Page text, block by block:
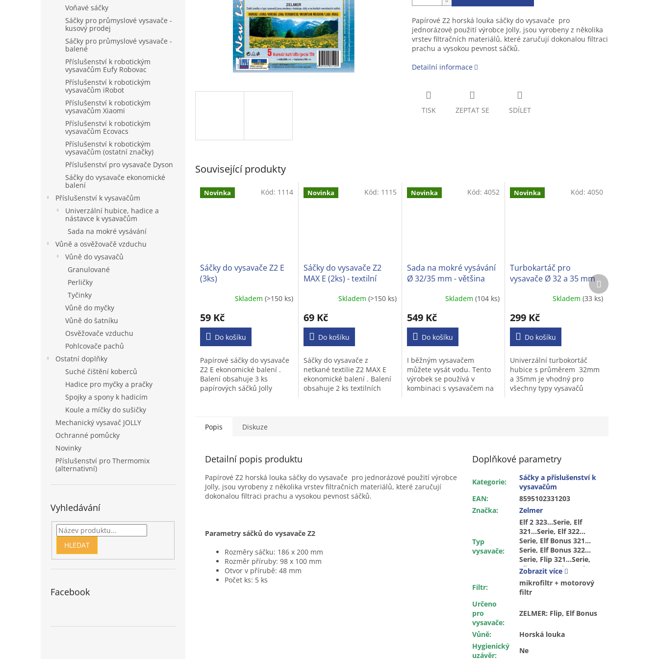
Voňavé sáčky
Sáčky pro průmyslové vysavače -
kusový prodej
Sáčky pro průmyslové vysavače -
balené
Příslušenství k robotickým
vysavačům Eufy Robovac
Příslušenství k robotickým
vysavačům iRobot
Příslušenství k robotickým
vysavačům Xiaomi
Příslušenství k robotickým
vysavačům Ecovacs
Příslušenství k robotickým
vysavačům (ostatní značky)
Příslušenství pro vysavače Dyson
Sáčky do vysavače ekonomické
balení
Příslušenství k vysavačům
Univerzální hubice, hadice a
nástavce k vysavačům
Sada na mokré vysávání
Vůně a osvěžovačě vzduchu
Vůně do vysavačů
Granulované
Perličky
Tyčinky
Vůně do myčky
Vůně do šatníku
Osvěžovače vzduchu
Pohlcovače pachů
Ostatní doplňky
Suché čištění koberců
Hadice pro myčky a pračky
Spojky a spony k hadicím
Koule a míčky do sušičky
Mechanický vysavač JOLLY
Ochranné pomůcky
Novinky
Příslušenství pro Thermomix
(alternativní)
Vyhledávání
HLEDAT
Facebook
Papírové Z2 horská louka sáčky do vysavače pro
jednorázové použití výrobce Jolly, jsou vyrobeny z několika
vrstev filtračních materiálů, které zaručují dokonalou filtraci
prachu a vysokou pevnost sáčků.
Detailní informace
TISK ZEPTAT SE SDÍLET
Související produkty
Novinka
Sáčky do vysavače Z2 E
(3ks)
Skladem (>150 ks)
59 Kč
Do košíku
Papírové sáčky do vysavače
Z2 E ekonomické balení .
Balení obsahuje 3 ks
papírových sáčků Jolly
Kód: 1114 Novinka
Sáčky do vysavače Z2
MAX E (2ks) - textilní
Skladem (>150 ks)
69 Kč
Do košíku
Sáčky do vysavače z
netkané textilie Z2 MAX E
ekonomické balení . Balení
obsahuje 2 ks textilních
Kód: 1115 Novinka
Sada na mokré vysávání
Ø 32/35 mm - většina
produktu
je
z
hvězdiček.
Skladem(104 ks)
549 Kč
Do košíku
I běžným vysavačem
můžete vysát vodu. Tento
výrobek se používá v
kombinaci s vysavačem na
Kód:4052 Novinka
Turbokartáč pro
vysavače Ø 32 a 35 mm
produktu
je
z
hvězdiček.
Skladem(33 ks)
299 Kč
Do košíku
Univerzální turbokortáč
hubice s průměrem 32mm
a 35mm je vhodný pro
všechny typy vysavačů
Kód: 4050
Další
produkt
Popis Diskuze
Detailní popis produktu
Papírové Z2 horská louka sáčky do vysavače pro jednorázové použití výrobce
Jolly, jsou vyrobeny z několika vrstev filtračních materiálů, které zaručují
dokonalou filtraci prachu a vysokou pevnost sáčků.
Parametry sáčků do vysavače Z2
Rozměry sáčku: 186 x 200 mm
Rozměr příruby: 98 x 100 mm
Otvor v přírubě: 48 mm
Počet ks: 5 ks
Doplňkové parametry
Kategorie:
Sáčky a příslušenství k
vysavačům
EAN:
8595102331203
Značka: Zelmer
Typ
vysavače:
Elf 2 323…Serie, Elf
321…Serie, Elf 322…
Serie, Elf Bonus 321…
Serie, Elf Bonus 322…
Serie, Flip 321…Serie,
Flip 322…Serie, Furio
Zobrazit více
Filtr:
mikrofiltr + motorový
filtr
Určeno
pro
vysavače:
ZELMER: Flip, Elf Bonus
Vůně:
Horská louka
Hygienický
uzávěr:
Ne